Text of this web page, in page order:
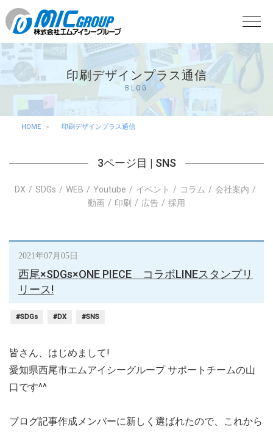
印刷デザインプラス通信
BLOG
HOME 印刷デザインプラス通信
3ページ目 | SNS
DX SDGs WEB Youtube イベント コラム
会社案内
動画
印刷 広告 採用
2021年07月05日
西尾×SDGs×ONE PIECE コラボLINEスタンプリ
リース!
#SDGs #DX #SNS
皆さん、はじめまして!
愛知県西尾市エムアイシーグループ サポートチームの山
口です^^
ブログ記事作成メンバーに新しく選ばれたので、これから